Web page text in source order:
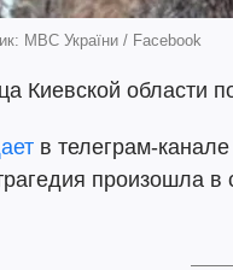
МВС України / Facebook
Киевской области
в телеграм-
произошла в